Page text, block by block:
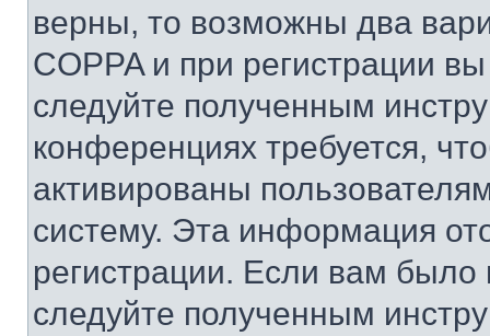
верны, то возможны два
COPPA и при регистрации
следуйте полученным
конференциях требуется,
активированы
систему. Эта информация
регистрации. Если вам
следуйте полученным